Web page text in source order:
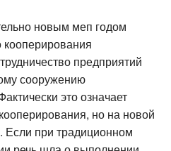
новым меп годом
предприятий
сооружению
это означает
но на новой
Если при традиционном